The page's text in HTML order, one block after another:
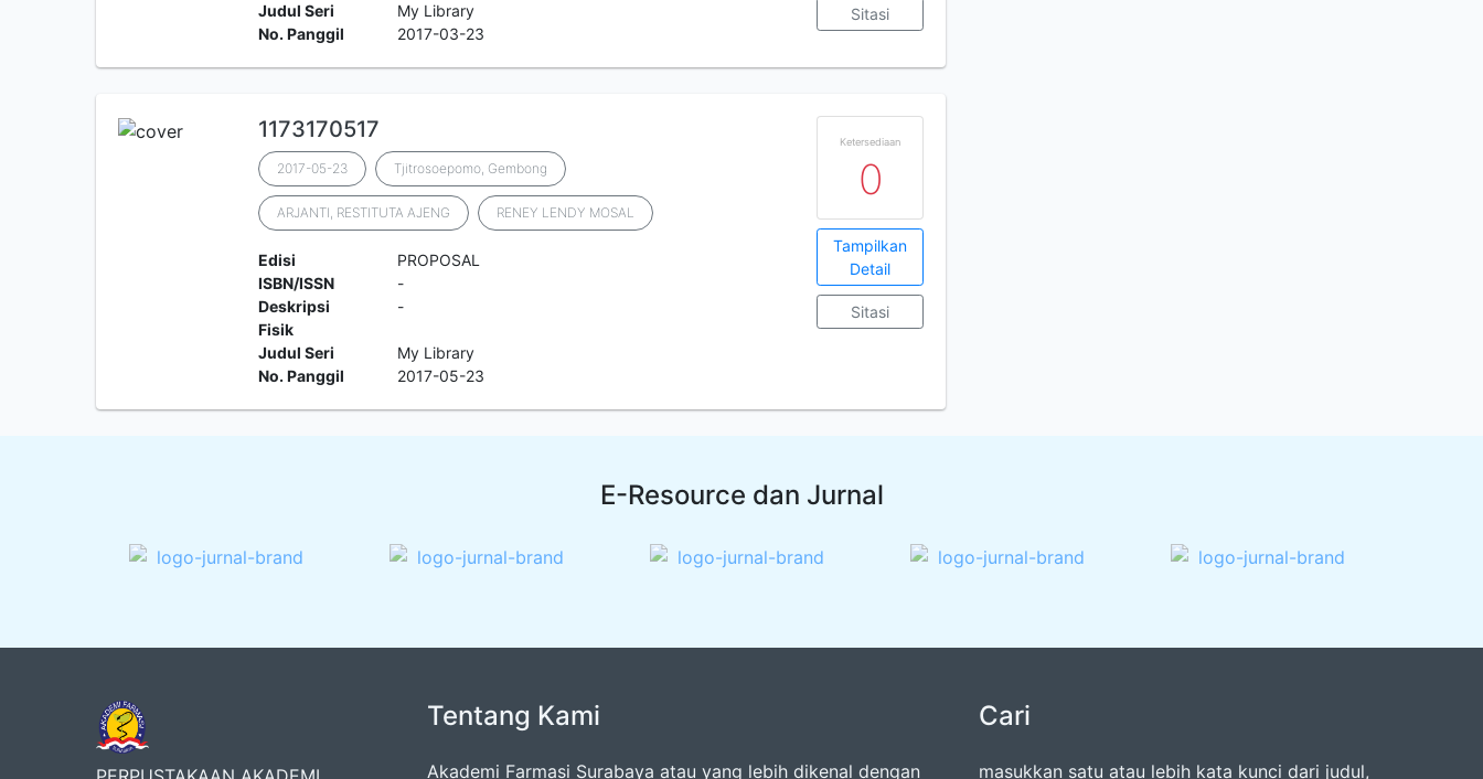
Judul Seri
My Library
No. Panggil
2017-03-23
Sitasi
1173170517
2017-05-23 Tjitrosoepomo, Gembong
ARJANTI, RESTITUTA AJENG RENEY LENDY MOSAL
Edisi
PROPOSAL
ISBN/ISSN
-
Deskripsi
Fisik
-
Judul Seri
My Library
No. Panggil
2017-05-23
Ketersediaan
0
Tampilkan
Detail
Sitasi
E-Resource dan Jurnal
Tentang Kami
Akademi Farmasi Surabaya atau yang lebih dikenal dengan
Cari
masukkan satu atau lebih kata kunci dari judul,